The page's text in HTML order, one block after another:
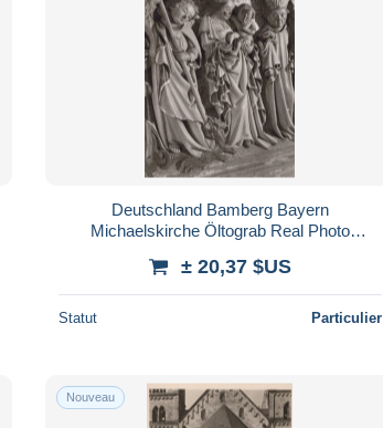
Deutschland Bamberg Bayern
Michaelskirche Öltograb Real Photo
± 20,37 $US
Statut Particulier
Nouveau